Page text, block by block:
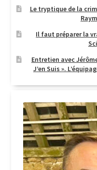
Le tryptique de la
Il faut préparer la
Entretien avec
J’en Suis ».